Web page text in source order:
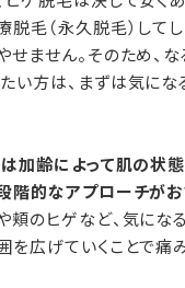
脱毛（永久脱毛）して
せません。そのため、
い方は、まずは気に
加齢によって肌の状
階的なアプローチがお
頬のヒゲなど、気にな
を広げていくことで痛